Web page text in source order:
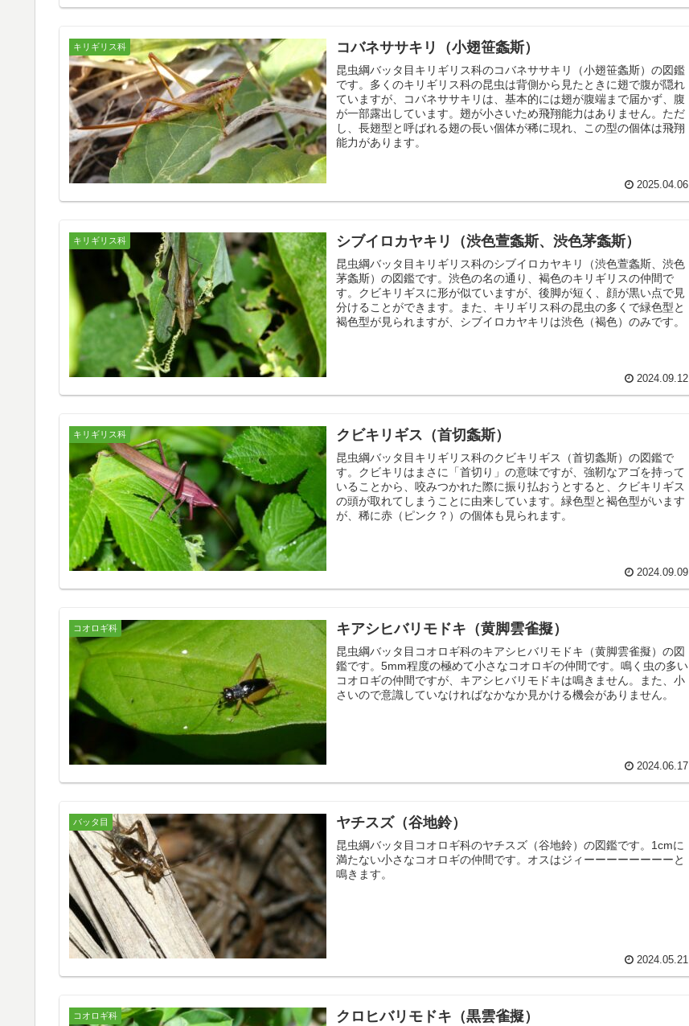
キリギリス科 コバネササキリ（小翅笹螽斯）
昆虫綱バッタ目キリギリス科のコバネササキリ（小翅笹螽斯）の図鑑
です。多くのキリギリス科の昆虫は背側から見たときに翅で腹が隠れ
ていますが、コバネササキリは、基本的には翅が腹端まで届かず、腹
が一部露出しています。翅が小さいため飛翔能力はありません。ただ
し、長翅型と呼ばれる翅の長い個体が稀に現れ、この型の個体は飛翔
能力があります。
2025.04.06
キリギリス科 シブイロカヤキリ（渋色萱螽斯、渋色茅螽斯）
昆虫綱バッタ目キリギリス科のシブイロカヤキリ（渋色萱螽斯、渋色
茅螽斯）の図鑑です。渋色の名の通り、褐色のキリギリスの仲間で
す。クビキリギスに形が似ていますが、後脚が短く、顔が黒い点で見
分けることができます。また、キリギリス科の昆虫の多くで緑色型と
褐色型が見られますが、シブイロカヤキリは渋色（褐色）のみです。
2024.09.12
キリギリス科 クビキリギス（首切螽斯）
昆虫綱バッタ目キリギリス科のクビキリギス（首切螽斯）の図鑑で
す。クビキリはまさに「首切り」の意味ですが、強靭なアゴを持って
いることから、咬みつかれた際に振り払おうとすると、クビキリギス
の頭が取れてしまうことに由来しています。緑色型と褐色型がいます
が、稀に赤（ピンク？）の個体も見られます。
2024.09.09
コオロギ科 キアシヒバリモドキ（黄脚雲雀擬）
昆虫綱バッタ目コオロギ科のキアシヒバリモドキ（黄脚雲雀擬）の図
鑑です。5mm程度の極めて小さなコオロギの仲間です。鳴く虫の多い
コオロギの仲間ですが、キアシヒバリモドキは鳴きません。また、小
さいので意識していなければなかなか見かける機会がありません。
2024.06.17
バッタ目 ヤチスズ（谷地鈴）
昆虫綱バッタ目コオロギ科のヤチスズ（谷地鈴）の図鑑です。1cmに
満たない小さなコオロギの仲間です。オスはジィーーーーーーーーと
鳴きます。
2024.05.21
コオロギ科 クロヒバリモドキ（黒雲雀擬）